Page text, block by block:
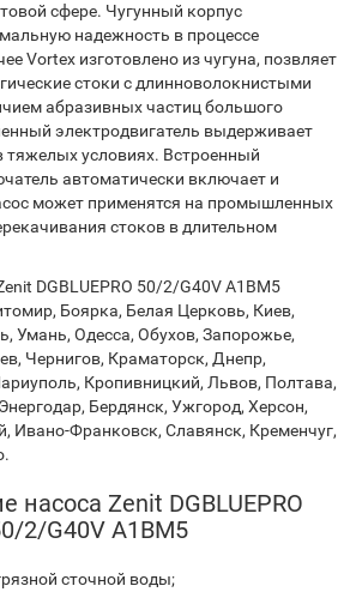
сфере. Чугунный корпус
надежность в процессе
Vortex изготовлено из чугуна, позвляет
стоки с длинноволокнистыми
абразивных частиц большого
электродвигатель выдерживает
тяжелых условиях. Встроенный
автоматически включает и
может применятся на промышленных
стоков в длительном
DGBLUEPRO 50/2/G40V A1BM5
Боярка, Белая Церковь, Киев,
Умань, Одесса, Обухов, Запорожье,
Чернигов, Краматорск, Днепр,
Кропивницкий, Львов, Полтава,
Бердянск, Ужгород, Херсон,
Ивано-Франковск, Славянск, Кременчуг,
насоса Zenit DGBLUEPRO
2/G40V A1BM5
сточной воды;